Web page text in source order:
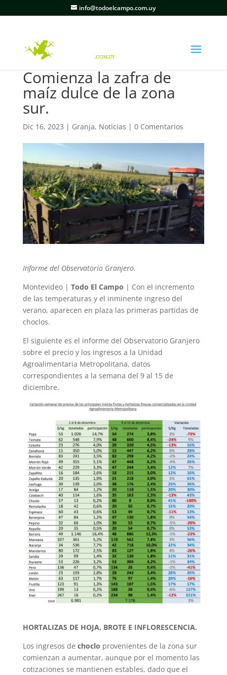
info@todoelcampo.com.uy
Comienza la zafra de
maíz dulce de la zona
sur.
Dic 16, 2023 | Granja, Noticias | 0 Comentarios
Informe del Observatorio Granjero.
Montevideo | Todo El Campo | Con el incremento
de las temperaturas y el inminente ingreso del
verano, aparecen en plaza las primeras partidas de
choclos.
El siguiente es el informe del Observatorio Granjero
sobre el precio y los ingresos a la Unidad
Agroalimentaria Metropolitana, datos
correspondientes a la semana del 9 al 15 de
diciembre.
HORTALIZAS DE HOJA, BROTE E INFLORESCENCIA.
Los ingresos de choclo provenientes de la zona sur
comienzan a aumentar, aunque por el momento las
cotizaciones se mantienen estables, dado que el